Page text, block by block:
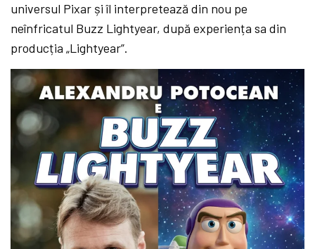
universul Pixar și îl interpretează din nou pe
neînfricatul Buzz Lightyear, după experiența sa din
producția „Lightyear”.